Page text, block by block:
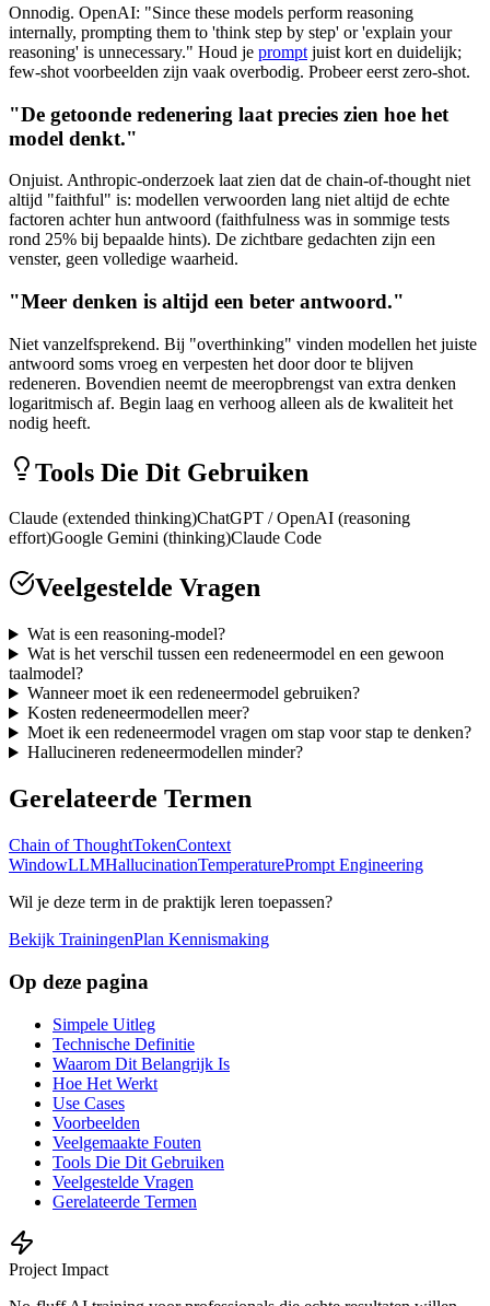
Onnodig. OpenAI: "Since these models perform reasoning
internally, prompting them to 'think step by step' or 'explain your
reasoning' is unnecessary." Houd je prompt juist kort en duidelijk;
few-shot voorbeelden zijn vaak overbodig. Probeer eerst zero-shot.
"De getoonde redenering laat precies zien hoe het
model denkt."
Onjuist. Anthropic-onderzoek laat zien dat de chain-of-thought niet
altijd "faithful" is: modellen verwoorden lang niet altijd de echte
factoren achter hun antwoord (faithfulness was in sommige tests
rond 25% bij bepaalde hints). De zichtbare gedachten zijn een
venster, geen volledige waarheid.
"Meer denken is altijd een beter antwoord."
Niet vanzelfsprekend. Bij "overthinking" vinden modellen het juiste
antwoord soms vroeg en verpesten het door door te blijven
redeneren. Bovendien neemt de meeropbrengst van extra denken
logaritmisch af. Begin laag en verhoog alleen als de kwaliteit het
nodig heeft.
Tools Die Dit Gebruiken
Claude (extended thinking)ChatGPT / OpenAI (reasoning
effort)Google Gemini (thinking)Claude Code
Veelgestelde Vragen
Wat is een reasoning-model?
Wat is het verschil tussen een redeneermodel en een gewoon
taalmodel?
Wanneer moet ik een redeneermodel gebruiken?
Kosten redeneermodellen meer?
Moet ik een redeneermodel vragen om stap voor stap te denken?
Hallucineren redeneermodellen minder?
Gerelateerde Termen
Chain of ThoughtTokenContext
WindowLLMHallucinationTemperaturePrompt Engineering
Wil je deze term in de praktijk leren toepassen?
Bekijk TrainingenPlan Kennismaking
Op deze pagina
Simpele Uitleg
Technische Definitie
Waarom Dit Belangrijk Is
Hoe Het Werkt
Use Cases
Voorbeelden
Veelgemaakte Fouten
Tools Die Dit Gebruiken
Veelgestelde Vragen
Gerelateerde Termen
Project Impact